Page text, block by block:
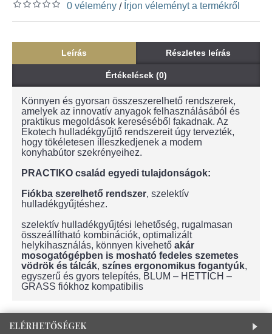
0 vélemény / Írjon véleményt a termékről
Leírás Részletes leírás
Értékelések (0)
Könnyen és gyorsan összeszerelhető rendszerek,
amelyek az innovatív anyagok felhasználásából és
praktikus megoldások kereséséből fakadnak. Az
Ekotech hulladékgyűjtő rendszereit úgy tervezték,
hogy tökéletesen illeszkedjenek a modern
konyhabútor szekrényeihez.
PRACTIKO család egyedi tulajdonságok:
Fiókba szerelhető rendszer, szelektív
hulladékgyűjtéshez.
szelektív hulladékgyűjtési lehetőség, rugalmasan
összeállítható kombinációk, optimalizált
helykihasználás, könnyen kivehető akár
mosogatógépben is mosható fedeles szemetes
vödrök és tálcák, színes ergonomikus fogantyúk,
egyszerű és gyors telepítés, BLUM – HETTICH –
GRASS fiókhoz kompatibilis
ELÉRHETŐSÉGEK